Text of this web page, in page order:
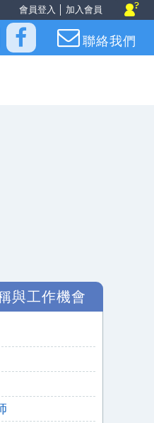
會員登入 加入會員
聯絡我們
與工作機會